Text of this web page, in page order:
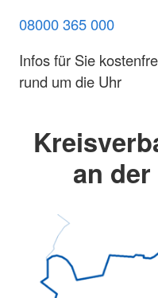
08000 365 000
Infos für Sie
rund um die Uhr
an der